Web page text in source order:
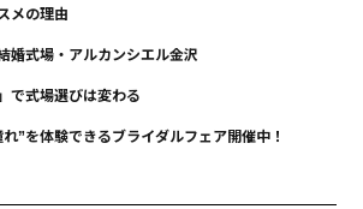
メの理由
婚式場・アルカンシエル金沢
で式場選びは変わる
”を体験できるブライダルフェア開催中！